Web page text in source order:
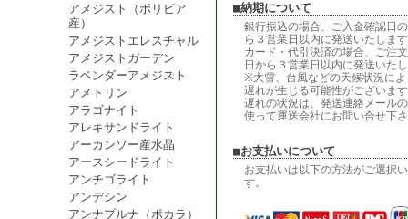
アメジスト（ボリビア
産）
アメジストエレスチャル
アメジストガーデン
ラベンダーアメジスト
アメトリン
アラゴナイト
アレキサンドライト
アーカンソー産水晶
アースシードライト
アンチゴライト
アンデシン
アンナプルナ（ポカラ）
■納期について
銀行振込の場合、ご入金確認日
ら３営業日以内に発送いたしま
カード・代引決済の場合、ご注
日から３営業日以内に発送いた
※大雪、台風などの天候状況に
遅れが生じる可能性がございま
遅れの状況は、発送連絡メール
使って運送会社にお問い合せ下
■お支払いについて
お支払いは以下の方法がご選択
す。